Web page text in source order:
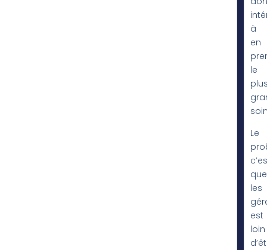
à
en
le
Le
que
les
est
loin